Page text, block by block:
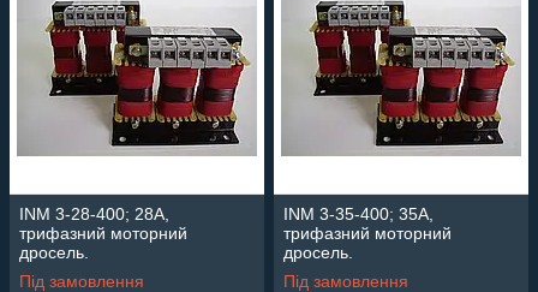
INM 3-28-400; 28А,
трифазний моторний
дросель.
Під замовлення
INM 3-35-400; 35А,
трифазний моторний
дросель.
Під замовлення